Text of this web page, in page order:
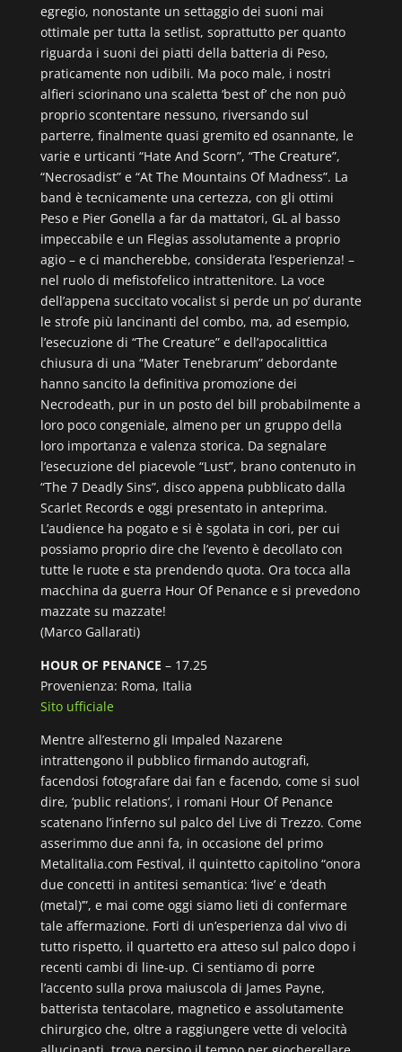
egregio, nonostante un settaggio dei suoni mai
ottimale per tutta la setlist, soprattutto per quanto
riguarda i suoni dei piatti della batteria di Peso,
praticamente non udibili. Ma poco male, i nostri
alfieri sciorinano una scaletta ‘best of’ che non può
proprio scontentare nessuno, riversando sul
parterre, finalmente quasi gremito ed osannante, le
varie e urticanti “Hate And Scorn”, “The Creature”,
“Necrosadist” e “At The Mountains Of Madness”. La
band è tecnicamente una certezza, con gli ottimi
Peso e Pier Gonella a far da mattatori, GL al basso
impeccabile e un Flegias assolutamente a proprio
agio – e ci mancherebbe, considerata l’esperienza! –
nel ruolo di mefistofelico intrattenitore. La voce
dell’appena succitato vocalist si perde un po’ durante
le strofe più lancinanti del combo, ma, ad esempio,
l’esecuzione di “The Creature” e dell’apocalittica
chiusura di una “Mater Tenebrarum” debordante
hanno sancito la definitiva promozione dei
Necrodeath, pur in un posto del bill probabilmente a
loro poco congeniale, almeno per un gruppo della
loro importanza e valenza storica. Da segnalare
l’esecuzione del piacevole “Lust”, brano contenuto in
“The 7 Deadly Sins”, disco appena pubblicato dalla
Scarlet Records e oggi presentato in anteprima.
L’audience ha pogato e si è sgolata in cori, per cui
possiamo proprio dire che l’evento è decollato con
tutte le ruote e sta prendendo quota. Ora tocca alla
macchina da guerra Hour Of Penance e si prevedono
mazzate su mazzate!
(Marco Gallarati)
HOUR OF PENANCE – 17.25
Provenienza: Roma, Italia
Sito ufficiale
Mentre all’esterno gli Impaled Nazarene
intrattengono il pubblico firmando autografi,
facendosi fotografare dai fan e facendo, come si suol
dire, ‘public relations’, i romani Hour Of Penance
scatenano l’inferno sul palco del Live di Trezzo. Come
asserimmo due anni fa, in occasione del primo
Metalitalia.com Festival, il quintetto capitolino “onora
due concetti in antitesi semantica: ‘live’ e ‘death
(metal)’”, e mai come oggi siamo lieti di confermare
tale affermazione. Forti di un’esperienza dal vivo di
tutto rispetto, il quartetto era atteso sul palco dopo i
recenti cambi di line-up. Ci sentiamo di porre
l’accento sulla prova maiuscola di James Payne,
batterista tentacolare, magnetico e assolutamente
chirurgico che, oltre a raggiungere vette di velocità